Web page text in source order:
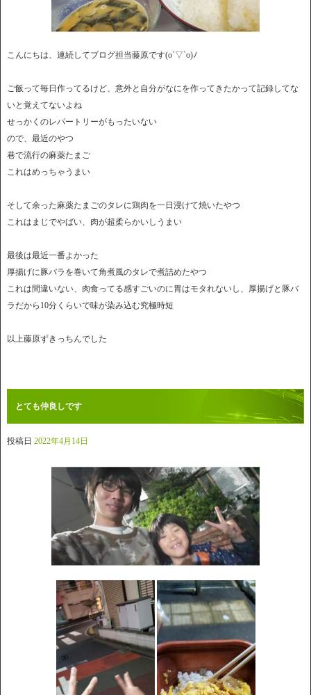
こんにちは、連続してブログ担当藤原です(o´▽`o)ﾉ
ご飯って毎日作ってるけど、意外と自分がなにを作ってきたかって記録してな
いと覚えてないよね
せっかくのレパートリーがもったいない
ので、最近のやつ
巷で流行の麻薬たまご
これはめっちゃうまい
そして余った麻薬たまごのタレに鶏肉を一日浸けて焼いたやつ
これはまじでやばい、肉が超柔らかいしうまい
最後は最近一番よかった
厚揚げに豚バラを巻いて角煮風のタレで煮詰めたやつ
これは間違いない、肉食ってる感すごいのに胃はモタれないし、厚揚げと豚バ
ラだから10分くらいで味が染み込む究極時短
以上藤原ずきっちんでした
とても仲良しです
投稿日 2022年4月14日